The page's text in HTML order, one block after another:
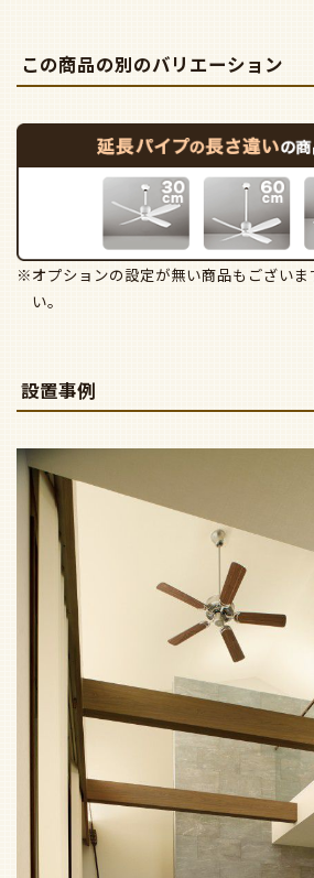
この商品の別のバリエーション
※オプションの設定が無い商品もございま
い。
設置事例